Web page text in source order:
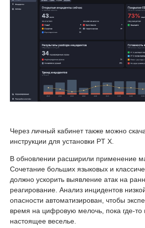
Через личный кабинет также можно
инструкции для установки PT X.
В обновлении расширили применение
Сочетание больших языковых и
должно ускорить выявление атак на
реагирование. Анализ инцидентов
опасности автоматизирован, чтобы
время на цифровую мелочь, пока где-то
настоящее веселье.